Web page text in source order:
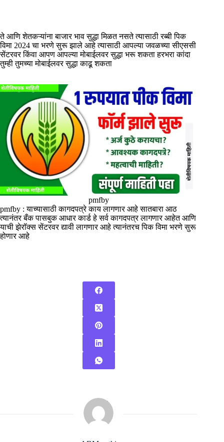
ते आणि शेतकऱ्यांना बाजार भाव सुद्धा मिळत नसते त्यासाठी रब्बी पिक
विमा 2024 चा भरणे सुरू झाले आहे त्यासाठी आपल्या जवळच्या सीएससी
सेंटरवर किंवा आपण आपल्या मोबाईलवर सुद्धा भरू शकता हरभरा कांदा
तुम्ही तुमच्या मोबाईलवर सुद्धा काढू शकता
pmfby
pmfby : याच्यासाठी कागदपत्रे काय लागणार आहे सातबारा आठ
त्यानंतर बँक पासबुक आधार कार्ड हे सर्व कागदपत्र लागणार आहेत आणि
याची झेरॉक्स सेंटरवर द्यावी लागणार आहे त्यानंतरच पिक विमा भरणे सुरू
होणार आहे